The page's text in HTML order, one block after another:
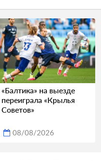
«Балтика» на выезде
переиграла «Крылья
Советов»
08/08/2026